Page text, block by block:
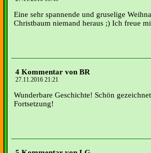
Eine sehr spannende und gruselige
Christbaum niemand heraus ;) Ich freue
4 Kommentar von BR
27.11.2016 21:21
Wunderbare Geschichte! Schön
Fortsetzung!